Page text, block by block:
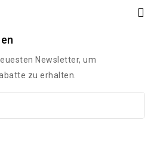
Newsletter, um
zu erhalten.